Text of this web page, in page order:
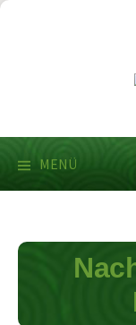
Springe
MENÜ